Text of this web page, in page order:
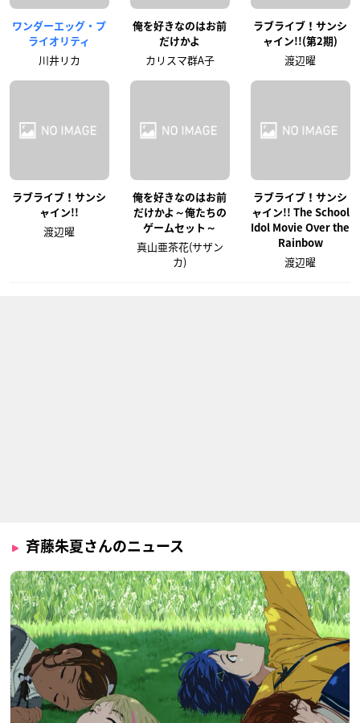
ワンダーエッグ・プ
ライオリティ
川井リカ
俺を好きなのはお前
だけかよ
カリスマ群A子
ラブライブ！サンシ
ャイン!!(第2期)
渡辺曜
ラブライブ！サンシ
ャイン!!
渡辺曜
俺を好きなのはお前
だけかよ～俺たちの
ゲームセット～
真山亜茶花(サザン
カ)
ラブライブ！サンシ
ャイン!! The School
Idol Movie Over the
Rainbow
渡辺曜
斉藤朱夏さんのニュース